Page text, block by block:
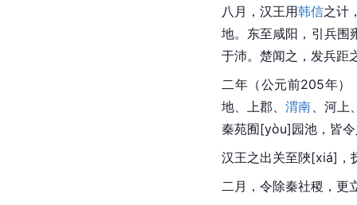
八月，汉王用韩信之计
地。东至咸阳，引兵围
于沛。楚闻之，发兵距
二年（公元前205年）
地、上郡、渭南、河上
秦苑囿[yòu]园池，皆
汉王之出关至陜[xiá]，
二月，令除秦社稷，更